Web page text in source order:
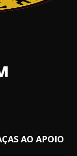
AO APOIO